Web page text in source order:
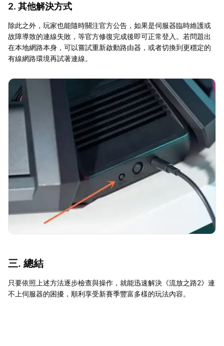
2. 其他解決方式
除此之外，玩家也能隨時關注官方公告，如果是伺服器臨時維護或
故障導致的連線失敗，等官方修復完成後即可正常登入。若問題出
在本地網路本身，可以嘗試重新啟動路由器，或者切換到更穩定的
有線網路環境再試著連線。
三. 總結
只要依照上述方法逐步檢查與操作，就能迅速解決《流放之路2》連
不上伺服器的困擾，順利享受新賽季豐富多樣的玩法內容。